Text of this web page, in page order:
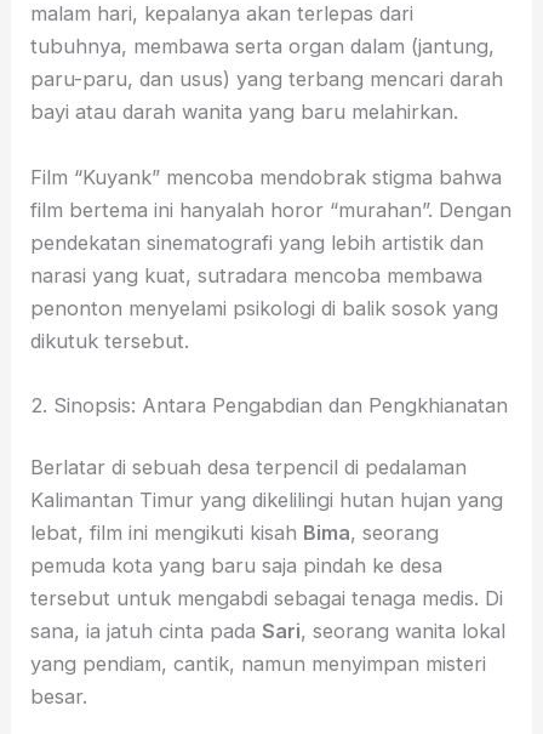
malam hari, kepalanya akan terlepas dari
tubuhnya, membawa serta organ dalam (jantung,
paru-paru, dan usus) yang terbang mencari darah
bayi atau darah wanita yang baru melahirkan.
Film “Kuyank” mencoba mendobrak stigma bahwa
film bertema ini hanyalah horor “murahan”. Dengan
pendekatan sinematografi yang lebih artistik dan
narasi yang kuat, sutradara mencoba membawa
penonton menyelami psikologi di balik sosok yang
dikutuk tersebut.
2. Sinopsis: Antara Pengabdian dan Pengkhianatan
Berlatar di sebuah desa terpencil di pedalaman
Kalimantan Timur yang dikelilingi hutan hujan yang
lebat, film ini mengikuti kisah Bima, seorang
pemuda kota yang baru saja pindah ke desa
tersebut untuk mengabdi sebagai tenaga medis. Di
sana, ia jatuh cinta padaSari, seorang wanita lokal
yang pendiam, cantik, namun menyimpan misteri
besar.